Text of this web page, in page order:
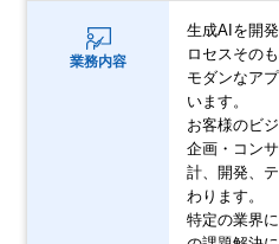
業務内容
生成AIを開
ロセスその
モダンなア
います。
お客様のビ
企画・コン
計、開発、
わります。
特定の業界